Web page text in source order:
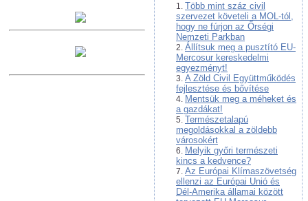
Több mint száz civil
szervezet követeli a MOL-tól,
hogy ne fúrjon az Őrségi
Nemzeti Parkban
Állítsuk meg a pusztító EU-
Mercosur kereskedelmi
egyezményt!
A Zöld Civil Együttműködés
fejlesztése és bővítése
Mentsük meg a méheket és
a gazdákat!
Természetalapú
megoldásokkal a zöldebb
városokért
Melyik győri természeti
kincs a kedvence?
Az Európai Klímaszövetség
ellenzi az Európai Unió és
Dél-Amerika államai között